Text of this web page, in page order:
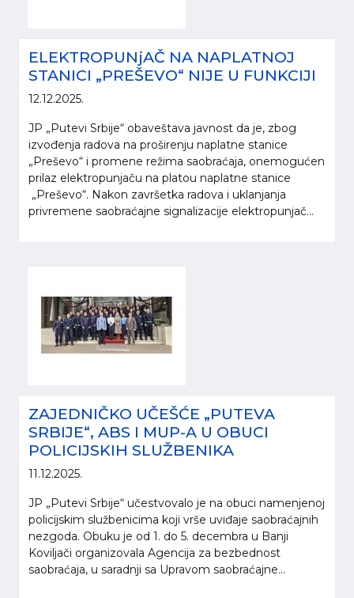
ELEKTROPUNjAČ NA NAPLATNOJ
STANICI „PREŠEVO“ NIJE U FUNKCIJI
12.12.2025.
JP „Putevi Srbije“ obaveštava javnost da je, zbog
izvođenja radova na proširenju naplatne stanice
„Preševo“ i promene režima saobraćaja, onemogućen
prilaz elektropunjaču na platou naplatne stanice
„Preševo“. Nakon završetka radova i uklanjanja
privremene saobraćajne signalizacije elektropunjač...
ZAJEDNIČKO UČEŠĆE „PUTEVA
SRBIJE“, ABS I MUP-A U OBUCI
POLICIJSKIH SLUŽBENIKA
11.12.2025.
JP „Putevi Srbije“ učestvovalo je na obuci namenjenoj
policijskim službenicima koji vrše uviđaje saobraćajnih
nezgoda. Obuku je od 1. do 5. decembra u Banji
Koviljači organizovala Agencija za bezbednost
saobraćaja, u saradnji sa Upravom saobraćajne...